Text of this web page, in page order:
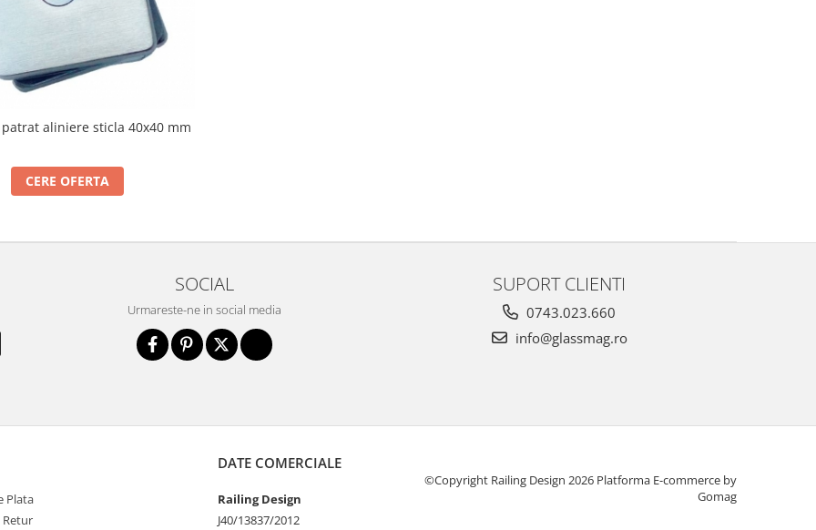
aliniere sticla 40x40 mm
CERE OFERTA
SOCIAL
Urmareste-ne in social media
SUPORT CLIENTI
0743.023.660
info@glassmag.ro
Plata
Retur
DATE COMERCIALE
Railing Design
J40/13837/2012
©Copyright Railing Design 2026 Platforma E-commerce by
Gomag